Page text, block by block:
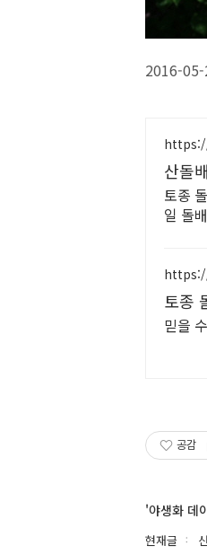
2016-05-
산돌
토종
일 돌
토종
믿을
공감
'야생화 데
현재글